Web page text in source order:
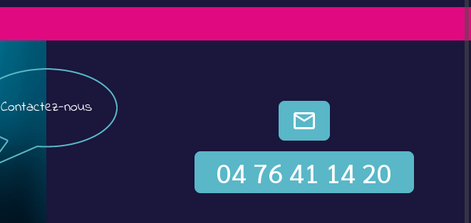
Contactez-nous
CONTACTEZ-NOUS
04 76 41 14 20